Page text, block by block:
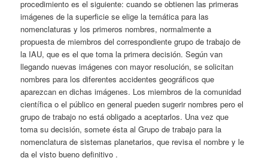
procedimiento es el siguiente: cuando se obtienen las primeras
imágenes de la superficie se elige la temática para las
nomenclaturas y los primeros nombres, normalmente a
propuesta de miembros del correspondiente grupo de trabajo de
la IAU, que es el que toma la primera decisión. Según van
llegando nuevas imágenes con mayor resolución, se solicitan
nombres para los diferentes accidentes geográficos que
aparezcan en dichas imágenes. Los miembros de la comunidad
científica o el público en general pueden sugerir nombres pero el
grupo de trabajo no está obligado a aceptarlos. Una vez que
toma su decisión, somete ésta al Grupo de trabajo para la
nomenclatura de sistemas planetarios, que revisa el nombre y le
da el visto bueno definitivo .